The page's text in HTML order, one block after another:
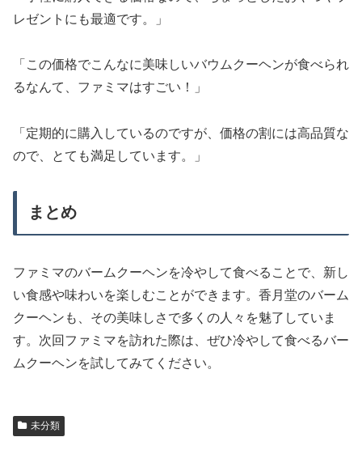
レゼントにも最適です。」
「この価格でこんなに美味しいバウムクーヘンが食べられ
るなんて、ファミマはすごい！」
「定期的に購入しているのですが、価格の割には高品質な
ので、とても満足しています。」
まとめ
ファミマのバームクーヘンを冷やして食べることで、新し
い食感や味わいを楽しむことができます。香月堂のバーム
クーヘンも、その美味しさで多くの人々を魅了していま
す。次回ファミマを訪れた際は、ぜひ冷やして食べるバー
ムクーヘンを試してみてください。
未分類